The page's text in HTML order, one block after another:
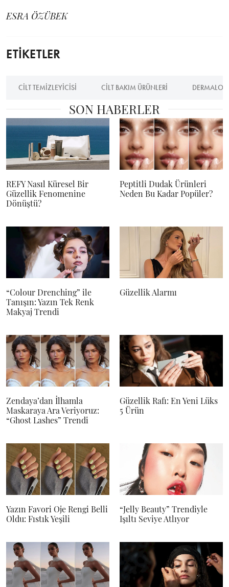
ESRA ÖZÜBEK
ETİKETLER
CILT TEMIZLEYICISI CILT BAKIM ÜRÜNLERI
SON HABERLER
REFY Nasıl Küresel Bir
Güzellik Fenomenine
Dönüştü?
Peptitli Dudak Ürünleri
Neden Bu Kadar Popüler?
“Colour Drenching” ile
Tanışın: Yazın Tek Renk
Makyaj Trendi
Güzellik Alarmı
Zendaya’dan İlhamla
Maskaraya Ara Veriyoruz:
“Ghost Lashes” Trendi
Güzellik Rafı: En Yeni Lüks
5 Ürün
Yazın Favori Oje Rengi Belli
Oldu: Fıstık Yeşili
“Jelly Beauty” Trendiyle
Işıltı Seviye Atlıyor